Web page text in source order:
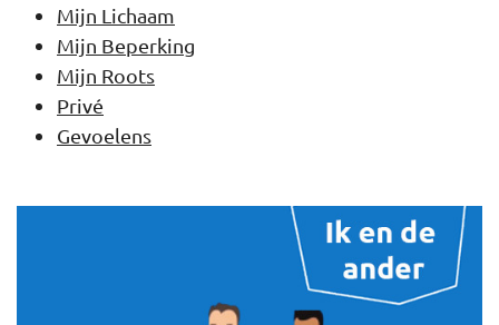
Mijn Lichaam
Mijn Beperking
Mijn Roots
Privé
Gevoelens